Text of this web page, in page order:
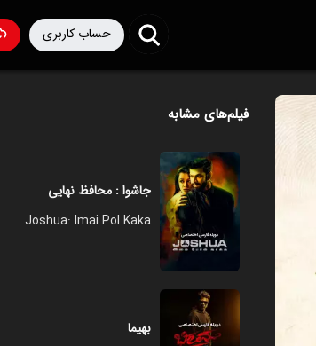
حساب کاربری
فیلم‌های مشابه
جاشوا : محافظ نهایی
Joshua: Imai Pol Kaka
بهیما